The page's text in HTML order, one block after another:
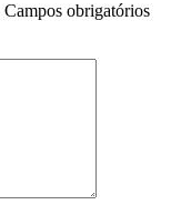
Campos obrigatórios